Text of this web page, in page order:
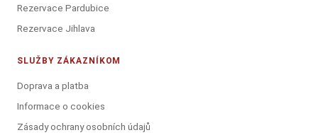
Rezervace Pardubice
Rezervace Jihlava
SLUŽBY ZÁKAZNÍKOM
Doprava a platba
Informace o cookies
Zásady ochrany osobních údajů